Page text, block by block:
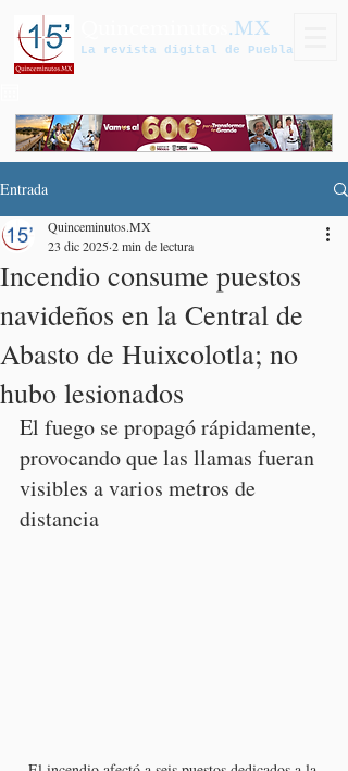
.MX
La revista digital de Puebla
Entrada
Incendio consume puestos
navideños en la Central de
Abasto de Huixcolotla; no
hubo lesionados
Quinceminutos.MX
23 dic 20252 min de lectura
El fuego se propagó rápidamente,
provocando que las llamas fueran
visibles a varios metros de
distancia